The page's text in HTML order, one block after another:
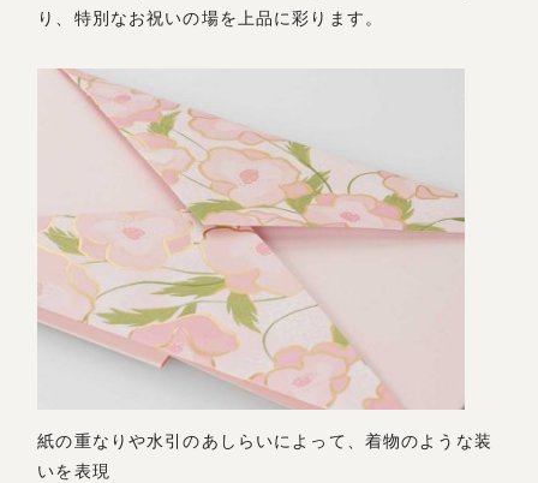
り、特別なお祝いの場を上品に彩ります。
紙の重なりや水引のあしらいによって、着物のような装
いを表現